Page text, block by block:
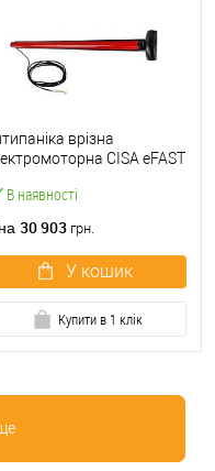
В наявності
врізна
CISA eFAST
30 903 грн.
У кошик
Купити в 1 клік